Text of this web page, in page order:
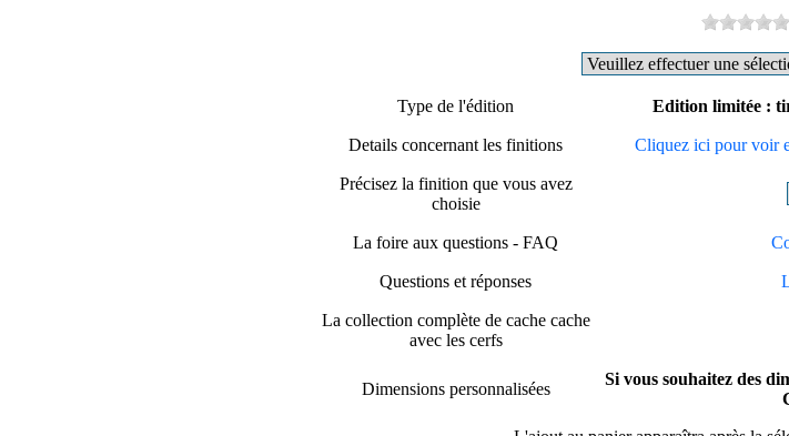
Type de l'édition Edition limitée :
Details concernant les finitions Cliquez ici pour voir
Précisez la finition que vous avez
choisie
La foire aux questions - FAQ
Questions et réponses
La collection complète de cache cache
avec les cerfs
Dimensions personnalisées
Si vous souhaitez des